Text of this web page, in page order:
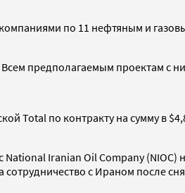
по 11 нефтяным и
предполагаемым проектам с
Total по контракту на сумму в
National Iranian Oil Company (NIOC)
с Ираном после